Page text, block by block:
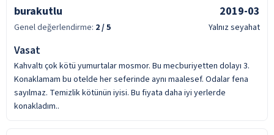
burakutlu 2019-03
Genel değerlendirme: 2/ 5 Yalnız seyahat
Vasat
Kahvaltı çok kötü yumurtalar mosmor. Bu mecburiyetten dolayı 3.
Konaklamam bu otelde her seferinde aynı maalesef. Odalar fena
sayılmaz. Temizlik kötünün iyisi. Bu fiyata daha iyi yerlerde
konakladım..